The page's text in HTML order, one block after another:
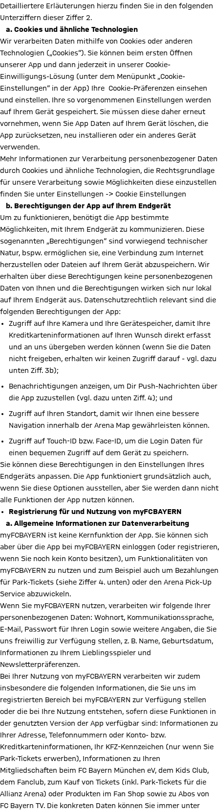
Detailliertere Erläuterungen hierzu finden Sie in den folgenden
Unterziffern dieser Ziffer 2.
a. Cookies und ähnliche Technologien
Wir verarbeiten Daten mithilfe von Cookies oder anderen
Technologien („Cookies“). Sie können beim ersten Öffnen
unserer App und dann jederzeit in unserer Cookie-
Einwilligungs-Lösung (unter dem Menüpunkt „Cookie-
Einstellungen“ in der App) Ihre Cookie-Präferenzen einsehen
und einstellen. Ihre so vorgenommenen Einstellungen werden
auf Ihrem Gerät gespeichert. Sie müssen diese daher erneut
vornehmen, wenn Sie App Daten auf Ihrem Gerät löschen, die
App zurücksetzen, neu installieren oder ein anderes Gerät
verwenden.
Mehr Informationen zur Verarbeitung personenbezogener Daten
durch Cookies und ähnliche Technologien, die Rechtsgrundlage
für unsere Verarbeitung sowie Möglichkeiten diese einzustellen
finden Sie unter Einstellungen -> Cookie Einstellungen
b. Berechtigungen der App auf Ihrem Endgerät
Um zu funktionieren, benötigt die App bestimmte
Möglichkeiten, mit Ihrem Endgerät zu kommunizieren. Diese
sogenannten „Berechtigungen“ sind vorwiegend technischer
Natur, bspw. ermöglichen sie, eine Verbindung zum Internet
herzustellen oder Dateien auf Ihrem Gerät abzuspeichern. Wir
erhalten über diese Berechtigungen keine personenbezogenen
Daten von Ihnen und die Berechtigungen wirken sich nur lokal
auf Ihrem Endgerät aus. Datenschutzrechtlich relevant sind die
folgenden Berechtigungen der App:
Zugriff auf Ihre Kamera und Ihre Gerätespeicher, damit Ihre
Kreditkarteninformationen auf Ihren Wunsch direkt erfasst
und an uns übergeben werden können (wenn Sie die Daten
nicht freigeben, erhalten wir keinen Zugriff darauf - vgl. dazu
unten Ziff. 3b);
Benachrichtigungen anzeigen, um Dir Push-Nachrichten über
die App zuzustellen (vgl. dazu unten Ziff. 4); und
Zugriff auf Ihren Standort, damit wir Ihnen eine bessere
Navigation innerhalb der Arena Map gewährleisten können.
Zugriff auf Touch-ID bzw. Face-ID, um die Login Daten für
einen bequemen Zugriff auf dem Gerät zu speichern.
Sie können diese Berechtigungen in den Einstellungen Ihres
Endgeräts anpassen. Die App funktioniert grundsätzlich auch,
wenn Sie diese Optionen ausstellen, aber Sie werden dann nicht
alle Funktionen der App nutzen können.
Registrierung für und Nutzung von myFCBAYERN
a. Allgemeine Informationen zur Datenverarbeitung
myFCBAYERN ist keine Kernfunktion der App. Sie können sich
aber über die App bei myFCBAYERN einloggen (oder registrieren,
wenn Sie noch kein Konto besitzen), um Funktionalitäten von
myFCBAYERN zu nutzen und zum Beispiel auch um Bezahlungen
für Park-Tickets (siehe Ziffer 4. unten) oder den Arena Pick-Up
Service abzuwickeln.
Wenn Sie myFCBAYERN nutzen, verarbeiten wir folgende Ihrer
personenbezogenen Daten: Wohnort, Kommunikationssprache,
E-Mail, Passwort für Ihren Login sowie weitere Angaben, die Sie
uns freiwillig zur Verfügung stellen, z. B. Name, Geburtsdatum,
Informationen zu Ihrem Lieblingsspieler und
Newsletterpräferenzen.
Bei Ihrer Nutzung von myFCBAYERN verarbeiten wir zudem
insbesondere die folgenden Informationen, die Sie uns im
registrierten Bereich bei myFCBAYERN zur Verfügung stellen
oder die bei Ihre Nutzung entstehen, sofern diese Funktionen in
der genutzten Version der App verfügbar sind: Informationen zu
Ihrer Adresse, Telefonnummern oder Konto- bzw.
Kreditkarteninformationen, Ihr KFZ-Kennzeichen (nur wenn Sie
Park-Tickets erwerben), Informationen zu Ihren
Mitgliedschaften beim FC Bayern München eV, dem Kids Club,
dem Fanclub, zum Kauf von Tickets (inkl. Park-Tickets für die
Allianz Arena) oder Produkten im Fan Shop sowie zu Abos von
FC Bayern TV. Die konkreten Daten können Sie immer unter